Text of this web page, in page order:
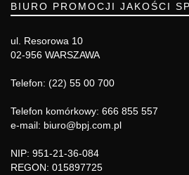
BIURO PROMOCJI JAKOŚCI
ul. Resorowa 10
02-956 WARSZAWA
Telefon: (22) 55 00 700
Telefon komórkowy: 666 855 557
e-mail: biuro@bpj.com.pl
NIP: 951-21-36-084
REGON: 015897725